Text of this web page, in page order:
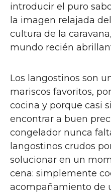
introducir el puro
la imagen relajada
cultura de la
mundo recién
Los langostinos son
mariscos favoritos,
cocina y porque casi
encontrar a buen
congelador nunca
langostinos crudos
solucionar en un
cena: simplemente
acompañamiento de